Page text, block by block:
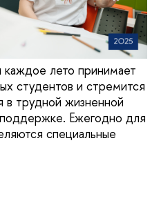
лето принимает
студентов и стремится
в трудной жизненной
Ежегодно для
специальные